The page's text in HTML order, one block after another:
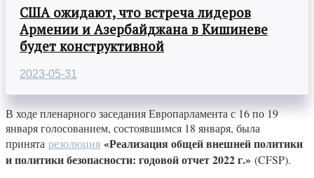
США ожидают, что встреча лидеров
Армении и Азербайджана в Кишиневе
будет конструктивной
2023-05-31
В ходе пленарного заседания Европарламента с 16 по 19
января голосованием, состоявшимся 18 января, была
принята резолюция «Реализация общей внешней политики
и политики безопасности: годовой отчет 2022 г.» (CFSP).